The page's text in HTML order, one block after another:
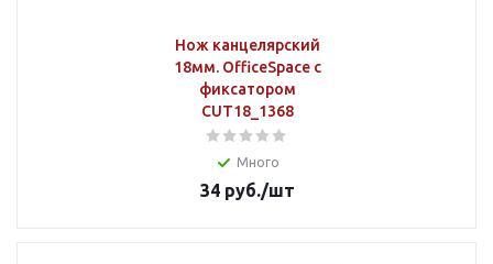
Нож канцелярский
18мм. OfficeSpace с
фиксатором
CUT18_1368
Много
34руб./шт